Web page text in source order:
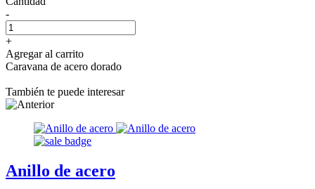
-
+
Agregar al carrito
Caravana de acero dorado
También te puede interesar
Anillo de acero